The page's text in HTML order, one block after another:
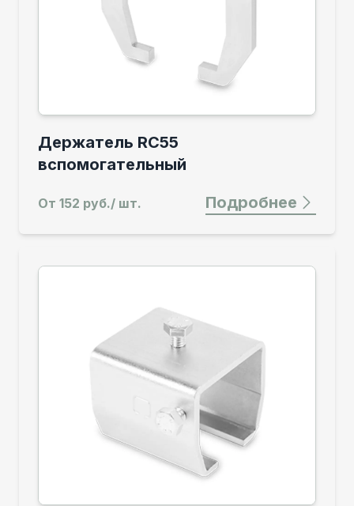
Держатель RC55
вспомогательный
От 152 руб./ шт. Подробнее